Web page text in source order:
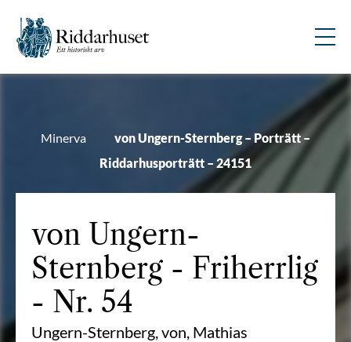
Minerva
von Ungern-Sternberg – Porträtt –
Riddarhusporträtt – 24151
von Ungern-
Sternberg - Friherrlig
- Nr. 54
Ungern-Sternberg, von, Mathias